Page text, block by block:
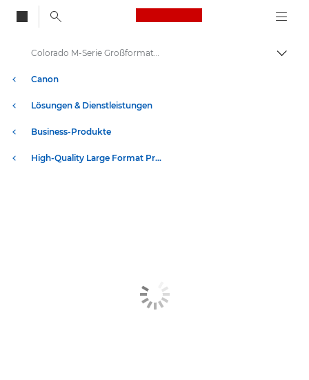
Canon Logo, back
Auf
Canon
Lösungen & Dienstleistungen
Business-Produkte
High-Quality Large Format Printers for CAD/GIS and Stunning Graphics
Colorado M-Serie Großformatdrucker: Präzision und Geschwindigkeit